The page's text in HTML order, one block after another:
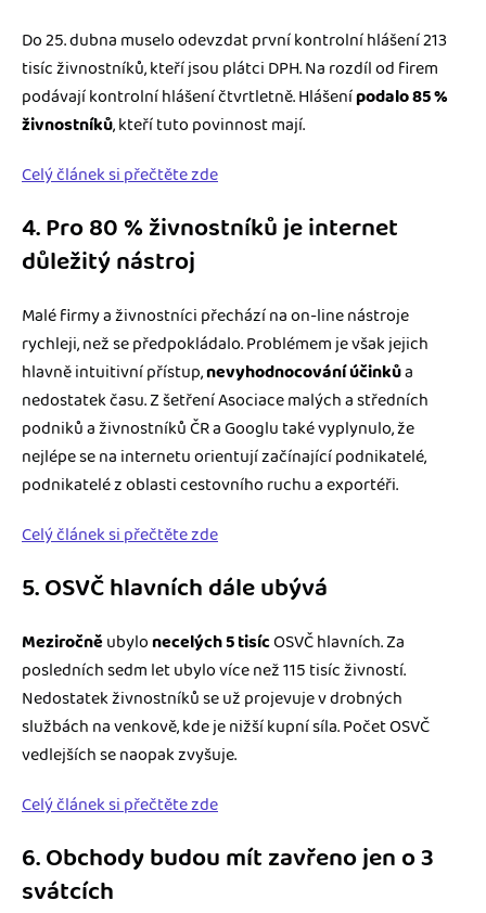
Do 25. dubna muselo odevzdat první kontrolní hlášení 213
tisíc živnostníků, kteří jsou plátci DPH. Na rozdíl od firem
podávají kontrolní hlášení čtvrtletně. Hlášenípodalo 85 %
živnostníků, kteří tuto povinnost mají.
Celý článek si přečtěte zde
4. Pro 80 % živnostníků je internet
důležitý nástroj
Malé firmy a živnostníci přechází na on-line nástroje
rychleji, než se předpokládalo. Problémem je však jejich
hlavně intuitivní přístup,nevyhodnocování účinkůa
nedostatek času. Z šetření Asociace malých a středních
podniků a živnostníků ČR a Googlu také vyplynulo, že
nejlépe se na internetu orientují začínající podnikatelé,
podnikatelé z oblasti cestovního ruchu a exportéři.
Celý článek si přečtěte zde
5. OSVČ hlavních dále ubývá
Meziročněubylonecelých 5 tisícOSVČ hlavních. Za
posledních sedm let ubylo více než 115 tisíc živností.
Nedostatek živnostníků se už projevuje v drobných
službách na venkově, kde je nižší kupní síla. Počet OSVČ
vedlejších se naopak zvyšuje.
Celý článek si přečtěte zde
6. Obchody budou mít zavřeno jen o 3
svátcích